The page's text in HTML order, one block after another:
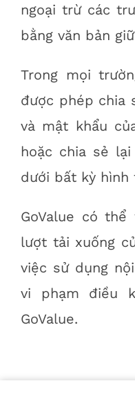
ngoại trừ các
bằng văn bản
Trong mọi
được phép chia
và mật khẩu
hoặc chia sẻ lại
dưới bất kỳ hình
GoValue có
lượt tải xuống
việc sử dụng
vi phạm điều
GoValue.